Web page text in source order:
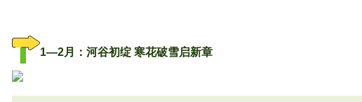
1—2月：河谷初绽 寒花破雪启新章